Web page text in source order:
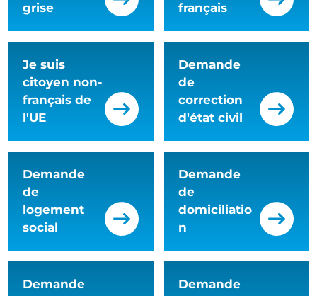
grise
français
Je suis
citoyen non-
français de
l'UE
Demande
de
correction
d'état civil
Demande
de
logement
social
Demande
de
domiciliatio
n
Demande
Demande